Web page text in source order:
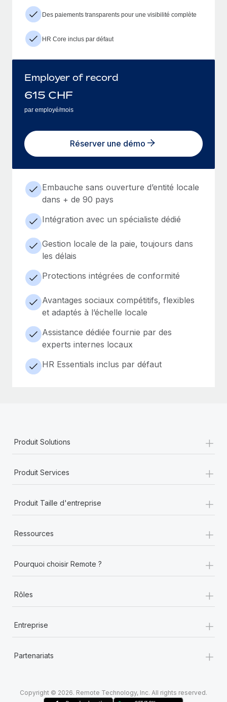
Des paiements transparents pour une visibilité complète
HR Core inclus par défaut
Employer of record
615 CHF
par employé/mois
Réserver une démo
Embauche sans ouverture d’entité locale
dans + de 90 pays
Intégration avec un spécialiste dédié
Gestion locale de la paie, toujours dans
les délais
Protections intégrées de conformité
Avantages sociaux compétitifs, flexibles
et adaptés à l’échelle locale
Assistance dédiée fournie par des
experts internes locaux
HR Essentials inclus par défaut
Produit Solutions +
Produit Services +
Produit Taille d'entreprise +
Ressources +
Pourquoi choisir Remote ? +
Rôles +
Entreprise +
Partenariats +
Copyright © 2026. Remote Technology, Inc. All rights reserved.